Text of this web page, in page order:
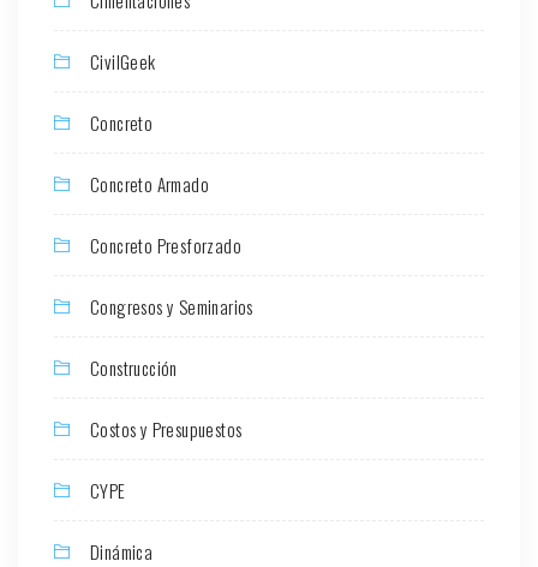
CivilGeek
Concreto
Concreto Armado
Concreto Presforzado
Congresos y Seminarios
Construcción
Costos y Presupuestos
CYPE
Dinámica